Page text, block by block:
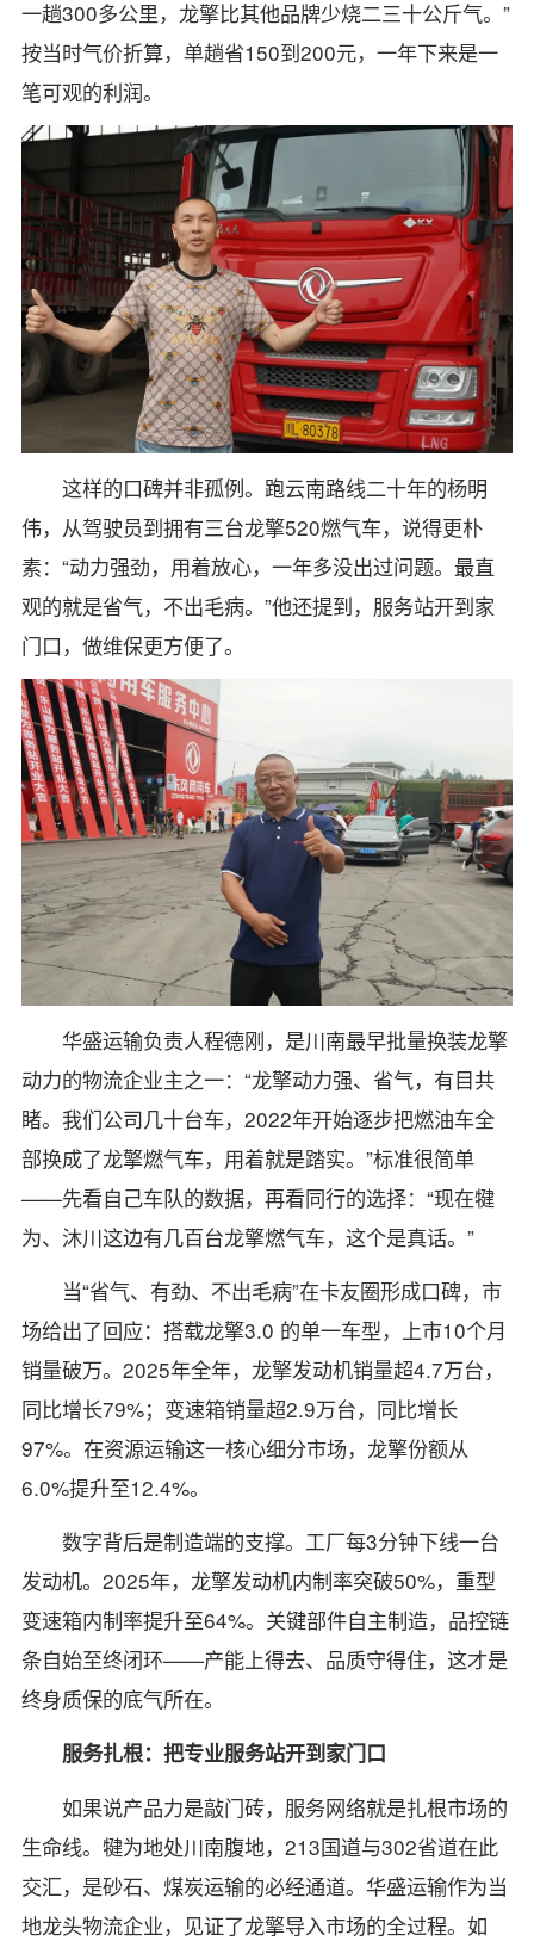
一趟300多公里，龙擎比其他品牌少烧二三十公斤气。”
按当时气价折算，单趟省150到200元，一年下来是一
笔可观的利润。
这样的口碑并非孤例。跑云南路线二十年的杨明
伟，从驾驶员到拥有三台龙擎520燃气车，说得更朴
素：“动力强劲，用着放心，一年多没出过问题。最直
观的就是省气，不出毛病。”他还提到，服务站开到家
门口，做维保更方便了。
华盛运输负责人程德刚，是川南最早批量换装龙擎
动力的物流企业主之一：“龙擎动力强、省气，有目共
睹。我们公司几十台车，2022年开始逐步把燃油车全
部换成了龙擎燃气车，用着就是踏实。”标准很简单
——先看自己车队的数据，再看同行的选择：“现在犍
为、沐川这边有几百台龙擎燃气车，这个是真话。”
当“省气、有劲、不出毛病”在卡友圈形成口碑，市
场给出了回应：搭载龙擎3.0 的单一车型，上市10个月
销量破万。2025年全年，龙擎发动机销量超4.7万台，
同比增长79%；变速箱销量超2.9万台，同比增长
97%。在资源运输这一核心细分市场，龙擎份额从
6.0%提升至12.4%。
数字背后是制造端的支撑。工厂每3分钟下线一台
发动机。2025年，龙擎发动机内制率突破50%，重型
变速箱内制率提升至64%。关键部件自主制造，品控链
条自始至终闭环——产能上得去、品质守得住，这才是
终身质保的底气所在。
服务扎根：把专业服务站开到家门口
如果说产品力是敲门砖，服务网络就是扎根市场的
生命线。犍为地处川南腹地，213国道与302省道在此
交汇，是砂石、煤炭运输的必经通道。华盛运输作为当
地龙头物流企业，见证了龙擎导入市场的全过程。如